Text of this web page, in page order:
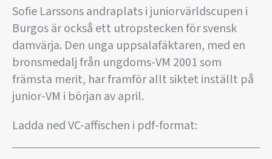
Sofie Larssons andraplats i juniorvärldscupen i
Burgos är också ett utropstecken för svensk
damvärja. Den unga uppsalafäktaren, med en
bronsmedalj från ungdoms-VM 2001 som
främsta merit, har framför allt siktet inställt på
junior-VM i början av april.
Ladda ned VC-affischen i pdf-format: